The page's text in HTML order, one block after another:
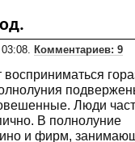
03:08. Комментариев: 9
Люди
В полнолуние
и фирм,